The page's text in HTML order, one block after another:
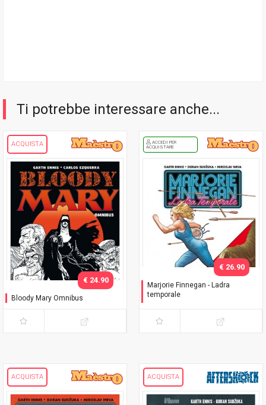
Ti potrebbe interessare anche...
ACQUISTA
Bloody Mary Omnibus
€ 24.90
ACCEDI PER
ACQUISTARE
Marjorie Finnegan - Ladra
temporale
€ 26.90
ACQUISTA ACQUISTA